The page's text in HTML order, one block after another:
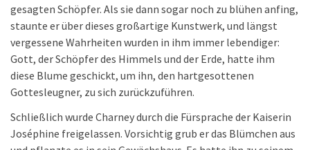
gesagten Schöpfer. Als sie dann sogar noch zu blühen anfing,
staunte er über dieses großartige Kunstwerk, und längst
vergessene Wahrheiten wurden in ihm immer lebendiger:
Gott, der Schöpfer des Himmels und der Erde, hatte ihm
diese Blume geschickt, um ihn, den hartgesottenen
Gottesleugner, zu sich zurückzuführen.
Schließlich wurde Charney durch die Fürsprache der Kaiserin
Joséphine freigelassen. Vorsichtig grub er das Blümchen aus